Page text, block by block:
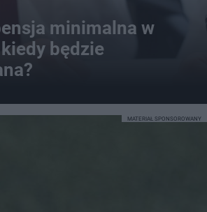
minimalna w
będzie
MATERIAŁ SPONSOROWANY